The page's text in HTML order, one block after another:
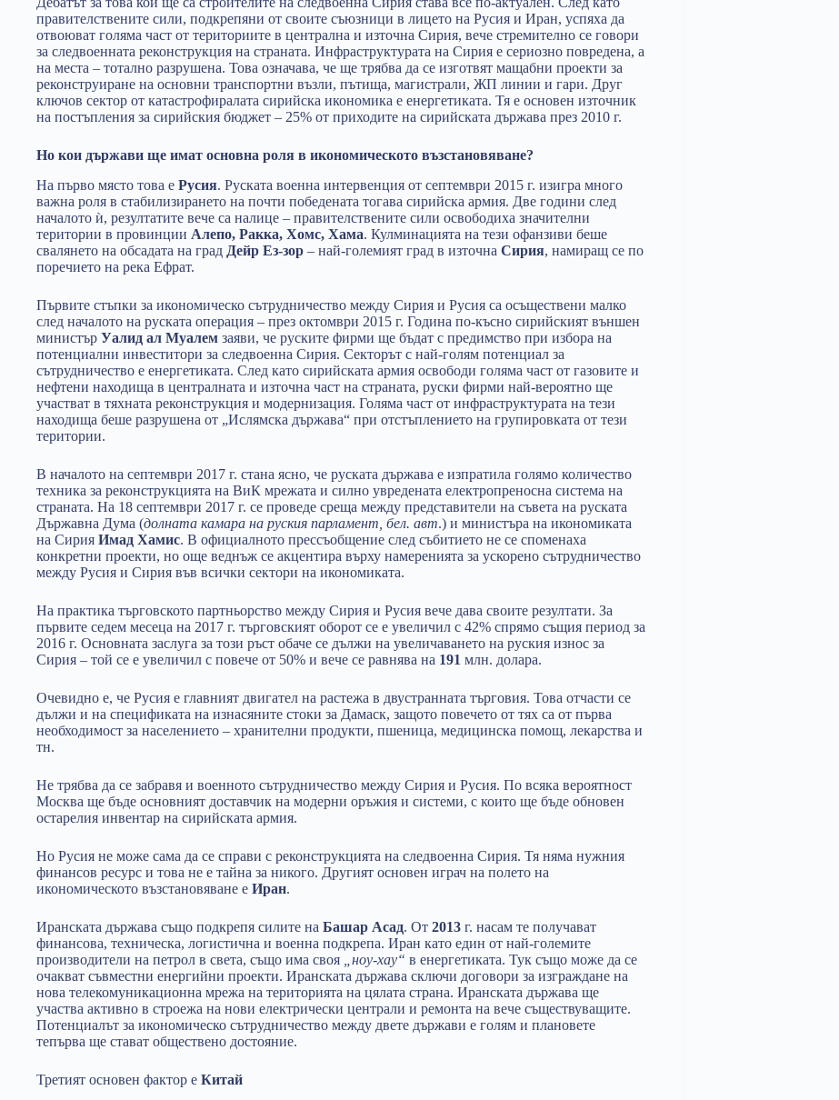
правителствените сили, подкрепяни от своите съюзници в лицето на Русия и Иран, успяха да
отвоюват голяма част от териториите в централна и източна Сирия, вече стремително се говори
за следвоенната реконструкция на страната. Инфраструктурата на Сирия е сериозно повредена, а
на места – тотално разрушена. Това означава, че ще трябва да се изготвят мащабни проекти за
реконструиране на основни транспортни възли, пътища, магистрали, ЖП линии и гари. Друг
ключов сектор от катастрофиралата сирийска икономика е енергетиката. Тя е основен източник
на постъпления за сирийския бюджет – 25% от приходите на сирийската държава през 2010 г.
Но кои държави ще имат основна роля в икономическото възстановяване?
На първо място това е Русия. Руската военна интервенция от септември 2015 г. изигра много
важна роля в стабилизирането на почти победената тогава сирийска армия. Две години след
началото ѝ, резултатите вече са налице – правителствените сили освободиха значителни
територии в провинции Алепо, Ракка, Хомс, Хама. Кулминацията на тези офанзиви беше
свалянето на обсадата на град Дейр Ез-зор – най-големият град в източна Сирия, намиращ се по
поречието на река Ефрат.
Първите стъпки за икономическо сътрудничество между Сирия и Русия са осъществени малко
след началото на руската операция – през октомври 2015 г. Година по-късно сирийският външен
министър Уалид ал Муалем заяви, че руските фирми ще бъдат с предимство при избора на
потенциални инвеститори за следвоенна Сирия. Секторът с най-голям потенциал за
сътрудничество е енергетиката. След като сирийската армия освободи голяма част от газовите и
нефтени находища в централната и източна част на страната, руски фирми най-вероятно ще
участват в тяхната реконструкция и модернизация. Голяма част от инфраструктурата на тези
находища беше разрушена от „Ислямска държава“ при отстъплението на групировката от тези
територии.
В началото на септември 2017 г. стана ясно, че руската държава е изпратила голямо количество
техника за реконструкцията на ВиК мрежата и силно увредената електропреносна система на
страната. На 18 септември 2017 г. се проведе среща между представители на съвета на руската
Държавна Дума (долната камара на руския парламент, бел. авт.) и министъра на икономиката
на Сирия Имад Хамис. В официалното прессъобщение след събитието не се споменаха
конкретни проекти, но още веднъж се акцентира върху намеренията за ускорено сътрудничество
между Русия и Сирия във всички сектори на икономиката.
На практика търговското партньорство между Сирия и Русия вече дава своите резултати. За
първите седем месеца на 2017 г. търговският оборот се е увеличил с 42% спрямо същия период за
2016 г. Основната заслуга за този ръст обаче се дължи на увеличаването на руския износ за
Сирия – той се е увеличил с повече от 50% и вече се равнява на 191 млн. долара.
Очевидно е, че Русия е главният двигател на растежа в двустранната търговия. Това отчасти се
дължи и на спецификата на изнасяните стоки за Дамаск, защото повечето от тях са от първа
необходимост за населението – хранителни продукти, пшеница, медицинска помощ, лекарства и
тн.
Не трябва да се забравя и военното сътрудничество между Сирия и Русия. По всяка вероятност
Москва ще бъде основният доставчик на модерни оръжия и системи, с които ще бъде обновен
остарелия инвентар на сирийската армия.
Но Русия не може сама да се справи с реконструкцията на следвоенна Сирия. Тя няма нужния
финансов ресурс и това не е тайна за никого. Другият основен играч на полето на
икономическото възстановяване е Иран.
Иранската държава също подкрепя силите на Башар Асад. От 2013 г. насам те получават
финансова, техническа, логистична и военна подкрепа. Иран като един от най-големите
производители на петрол в света, също има своя
„ноу-хау“ в енергетиката. Тук също може да се
очакват съвместни енергийни проекти. Иранската държава сключи договори за изграждане на
нова телекомуникационна мрежа на територията на цялата страна. Иранската държава ще
участва активно в строежа на нови електрически централи и ремонта на вече съществуващите.
Потенциалът за икономическо сътрудничество между двете държави е голям и плановете
тепърва ще стават обществено достояние.
Третият основен фактор е Китай